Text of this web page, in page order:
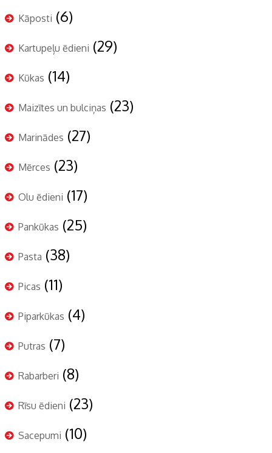
Kāposti (6)
Kartupeļu ēdieni (29)
Kūkas (14)
Maizītes un bulciņas (23)
Marinādes (27)
Mērces (23)
Olu ēdieni (17)
Pankūkas (25)
Pasta (38)
Picas (11)
Piparkūkas (4)
Putras (7)
Rabarberi (8)
Rīsu ēdieni (23)
Sacepumi (10)